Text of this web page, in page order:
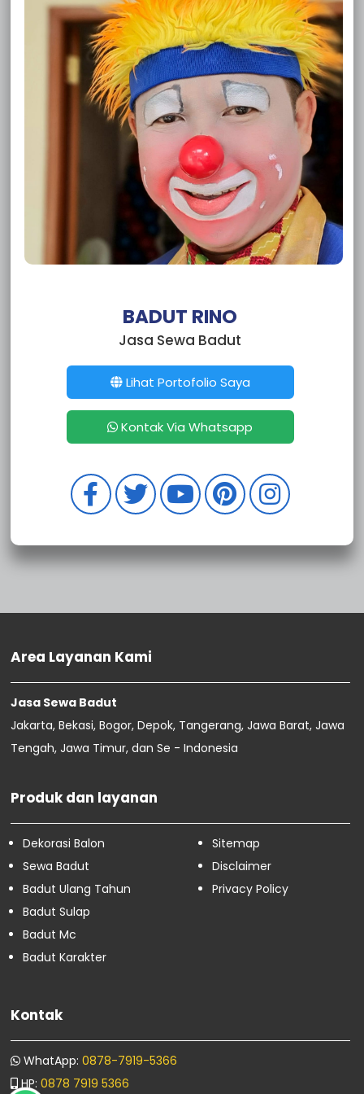
Sewa Badut Bogor Harjasari
Sewa Badut Bogor Genteng
Sewa Badut Bogor Empang
Sewa Badut Cipaku
Sewa Badut Cikaret
Sewa Badut Bondongan
Sewa Badut Bojong Kerta
Sewa Badut Batutulis
Sewa Badut Situ Gede
Sewa Badut Sindangbarang
Sewa Badut Semplak
Sewa Badut Pasir Mulya
Sewa Badut Pasir Kuda
Sewa Badut Pasir Jaya
Sewa Badut Loji
Sewa Badut Gunung Batu
Sewa Badut Curug Mekar
Sewa Badut Curug
Sewa Badut Cilendek Timur
Sewa Badut Cilendek Barat
Sewa Badut Bubulak
Sewa Badut Balumbang Jaya
Sewa Badut Pengasinan
Sewa Badut Bojong Rawalumbu
Sewa Badut Bojong Menteng
Sewa Badut Jatirahayu
Sewa Badut Jatimurni
Sewa Badut Jatibening Baru
Sewa Badut Jatibening
Sewa Badut Pedurenan
Sewa Badut Cimuning
Sewa Badut Sukawangi
Maret
Februari16
Januari4
BADUT RINO
Jasa Sewa Badut
Lihat Portofolio Saya
Kontak Via Whatsapp
Area Layanan Kami
Jasa Sewa Badut
Jakarta, Bekasi, Bogor, Depok, Tangerang, Jawa Barat, Jawa
Tengah, Jawa Timur, dan Se - Indonesia
Produk dan layanan
Dekorasi Balon
Sewa Badut
Badut Ulang Tahun
Badut Sulap
Badut Mc
Badut Karakter
Sitemap
Disclaimer
Privacy Policy
Kontak
WhatApp: 0878-7919-5366
HP: 0878 7919 5366